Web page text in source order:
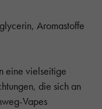
Aromastoffe
eine vielseitige
die sich an
Vapes